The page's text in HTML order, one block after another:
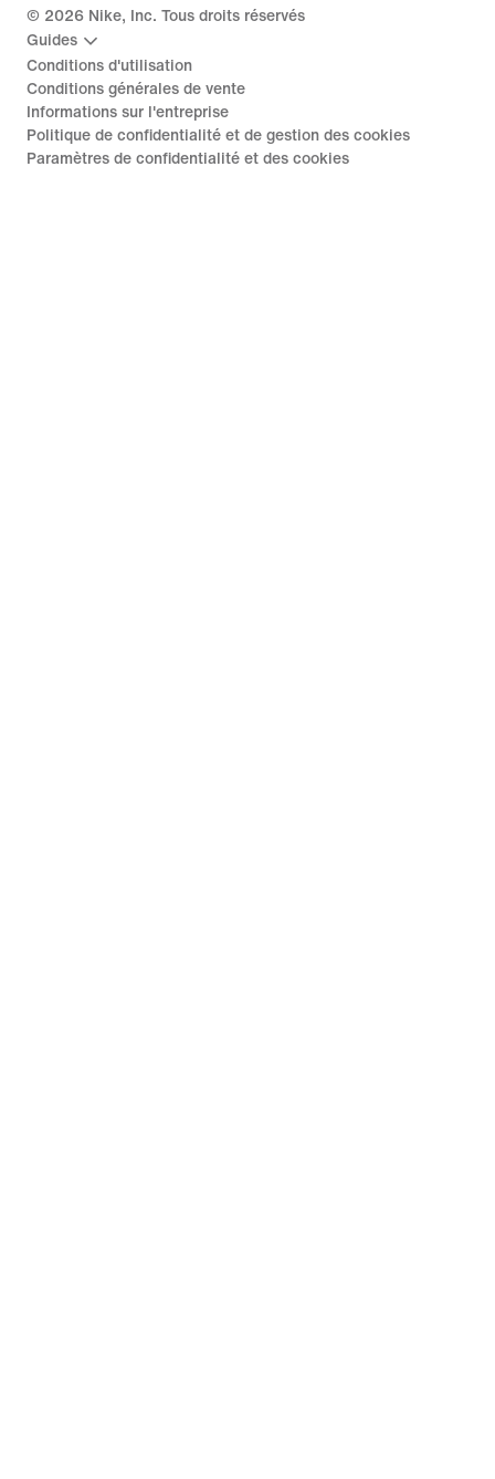
© 2026 Nike, Inc. Tous droits réservés
Guides
Conditions d'utilisation
Conditions générales de vente
Informations sur l'entreprise
Politique de confidentialité et de gestion des cookies
Paramètres de confidentialité et des cookies